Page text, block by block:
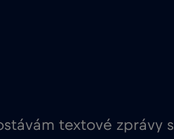
textové zprávy s